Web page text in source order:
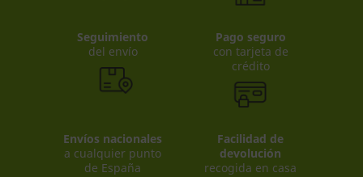
Seguimiento
del envío
Pago seguro
con tarjeta de
crédito
Envíos nacionales
a cualquier punto
de España
Facilidad de
devolución
recogida en casa